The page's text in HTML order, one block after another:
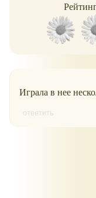
Играла в нее
ответить